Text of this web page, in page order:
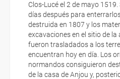
Clos-Lucé el 2 de mayo
días después para
destruida en 1807 y los
excavaciones en el sitio de
fueron trasladados a los
encuentran hoy en día. Los
normandos consiguieron
de la casa de Anjou y,
Valle del Loira, paisaje
Organiza tu viaje
Documentación
Respecto a las tarjetas de
electrónicos por lo que podrás
realizando el check-in por su
Eso sí, deberás estar atento si
exigen la presentación de la
no te carguen un suplemento